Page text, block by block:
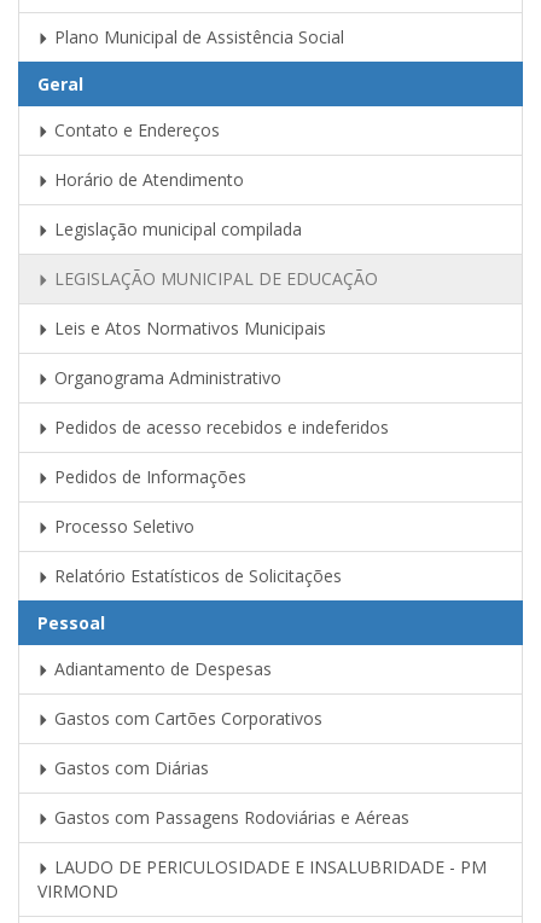
Plano Municipal de Assistência Social
Geral
Contato e Endereços
Horário de Atendimento
Legislação municipal compilada
LEGISLAÇÃO MUNICIPAL DE EDUCAÇÃO
Leis e Atos Normativos Municipais
Organograma Administrativo
Pedidos de acesso recebidos e indeferidos
Pedidos de Informações
Processo Seletivo
Relatório Estatísticos de Solicitações
Pessoal
Adiantamento de Despesas
Gastos com Cartões Corporativos
Gastos com Diárias
Gastos com Passagens Rodoviárias e Aéreas
LAUDO DE PERICULOSIDADE E INSALUBRIDADE - PM
VIRMOND